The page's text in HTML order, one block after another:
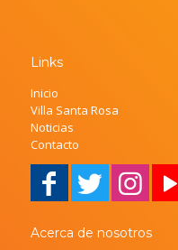
Links
Inicio
Villa Santa Rosa
Noticias
Contacto
Acerca de nosotros